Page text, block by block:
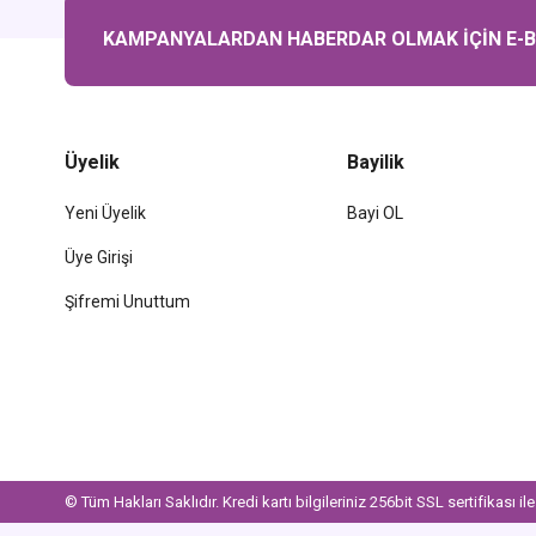
KAMPANYALARDAN HABERDAR OLMAK İÇİN E-
Üyelik
Yeni Üyelik
Üye Girişi
Şifremi Unuttum
Bayilik
Bayi OL
© Tüm Hakları Saklıdır. Kredi kartı bilgileriniz 256bit SSL sertifikası